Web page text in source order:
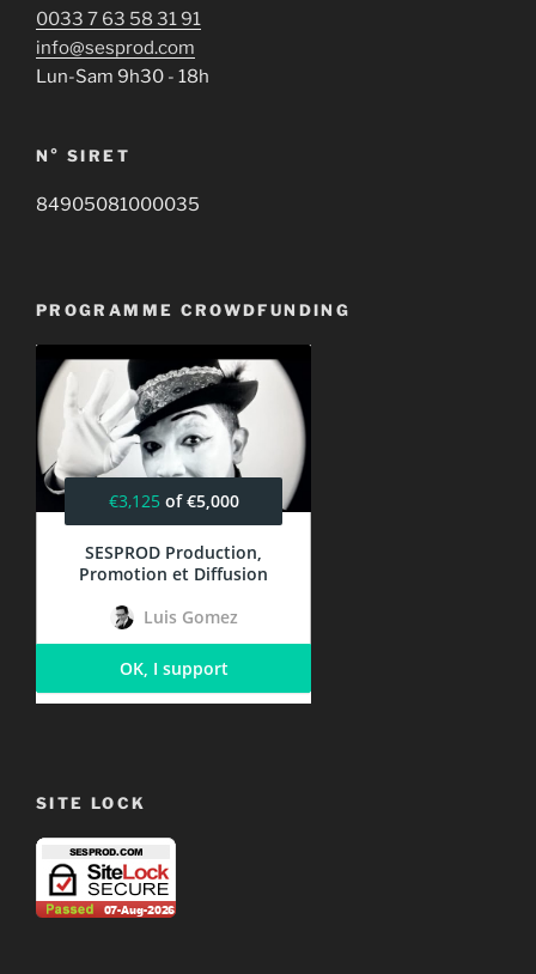
0033 7 63 58 31 91
info@sesprod.com
Lun-Sam 9h30 - 18h
N° SIRET
84905081000035
PROGRAMME CROWDFUNDING
SITE LOCK